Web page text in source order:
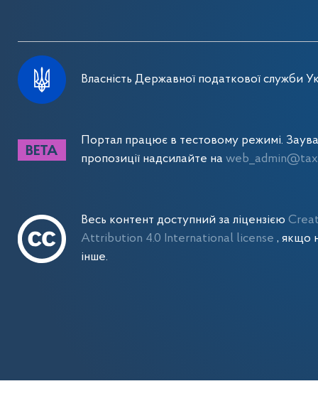
Власність Державної податкової служби
Портал працює в тестовому режимі.
пропозиції надсилайте на
Весь контент доступний за ліцензією
Attribution 4.0 International license, якщо
інше.